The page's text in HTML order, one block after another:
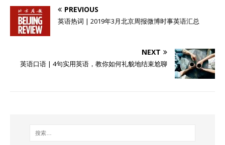
PREVIOUS
英语热词 | 2019年3月北京周报微博时事英语汇总
NEXT
英语口语 | 4句实用英语，教你如何礼貌地结束尬聊